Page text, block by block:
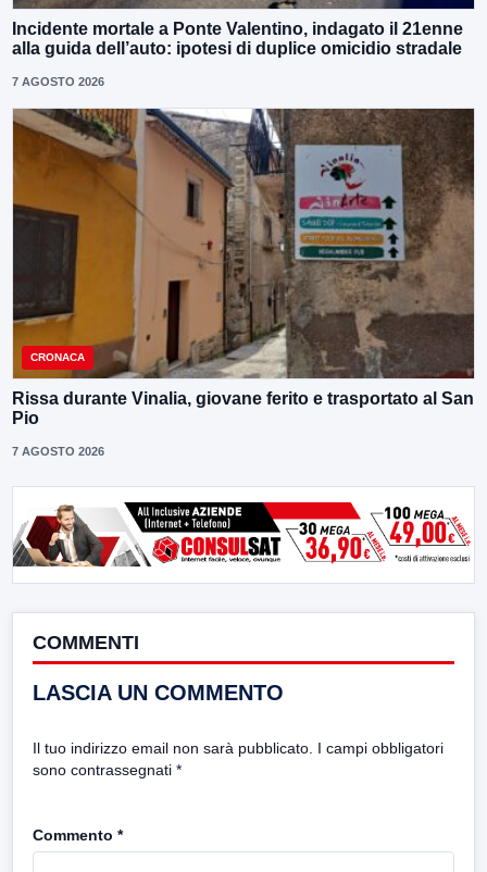
Incidente mortale a Ponte Valentino, indagato il 21enne
alla guida dell’auto: ipotesi di duplice omicidio stradale
7 AGOSTO 2026
CRONACA
Rissa durante Vinalia, giovane ferito e trasportato al San
Pio
7 AGOSTO 2026
COMMENTI
LASCIA UN COMMENTO
Il tuo indirizzo email non sarà pubblicato. I campi obbligatori
sono contrassegnati *
Commento *